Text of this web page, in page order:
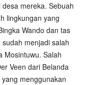
mereka. Sebuah
lingkungan yang
Wando dan tas
menjadi salah
Mosintuwu. Salah
Veen dari Belanda
menggunakan